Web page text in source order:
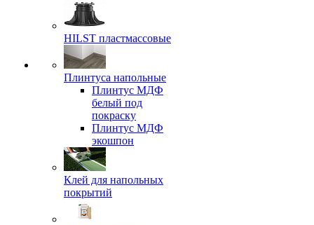
HILST пластмассовые
Плинтуса напольные
Плинтус МДФ
белый под
покраску
Плинтус МДФ
экошпон
Клей для напольных
покрытий